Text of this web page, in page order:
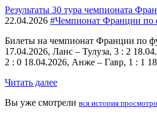
Результаты 30 тура чемпионата
22.04.2026 #Чемпионат Франции по
Билеты на чемпионат Франции по
17.04.2026, Ланс – Тулуза, 3 : 2
2 : 0 18.04.2026, Анже – Гавр, 1 : 1
Читать далее
Вы уже смотрели вся история